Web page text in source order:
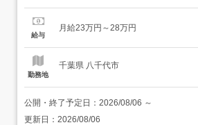
応募要件>資格不問PCでワード、エ
問<歓迎要件>介護経験あれば尚可初
給与
月給23万円～28万円
勤務地
千葉県 八千代市
公開・終了予定日： 2026/08/06 ～
更新日： 2026/08/06